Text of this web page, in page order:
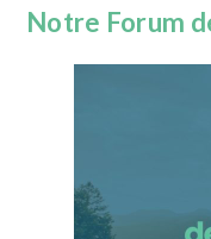
Notre Forum